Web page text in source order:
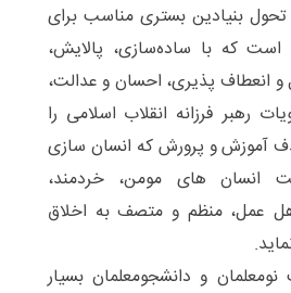
بنیادین بستری مناسب برای
که با ساده‌سازی، پالایش،
انعطاف پذیری، احسان و عدالت،
رهبر فرزانه انقلاب اسلامی را
آموزش و پرورش که انسان سازی
انسان های مومن، خردمند،
عمل، منظم و متصف به اخلاق
نومعلمان و دانشجومعلمان بسیار